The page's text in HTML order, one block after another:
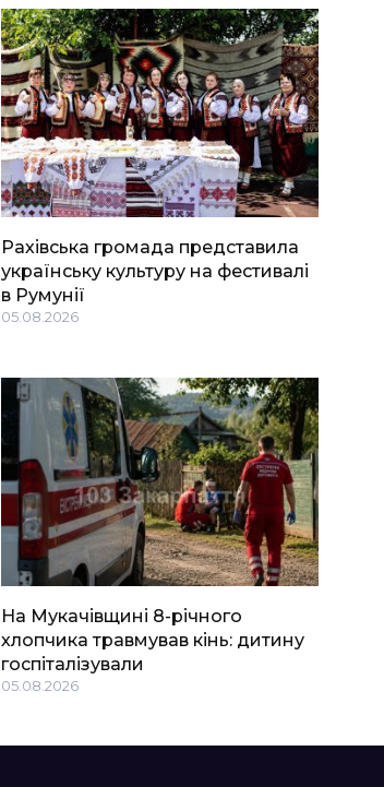
Рахівська громада представила
українську культуру на фестивалі
в Румунії
05.08.2026
На Мукачівщині 8-річного
хлопчика травмував кінь: дитину
госпіталізували
05.08.2026